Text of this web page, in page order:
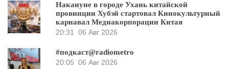
Накануне в городе Ухань китайской
провинции Хубэй стартовал Кинокультурный
карнавал Медиакорпорации Китая
20:31
06 Авг 2026
#подкаст@radiometro
20:05 06 Авг 2026